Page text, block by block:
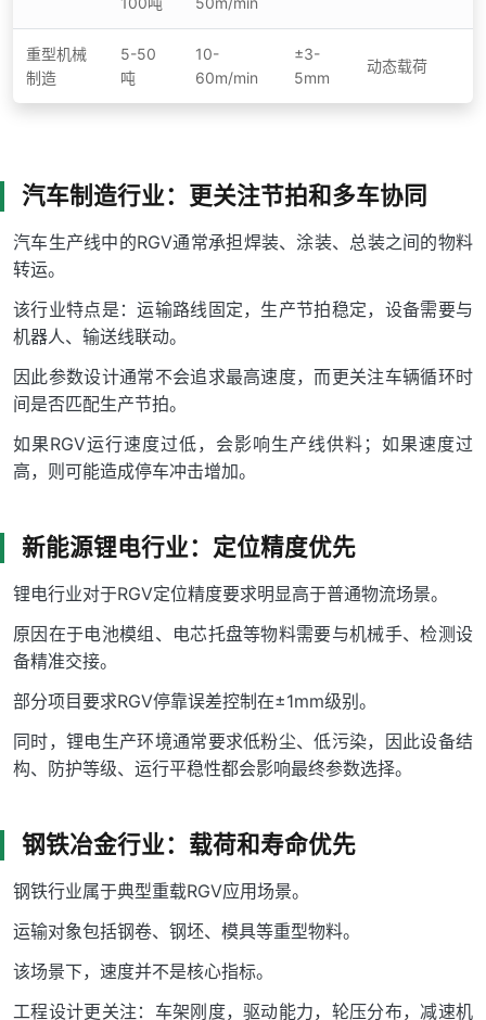
重型机械
制造
5-50
吨
10-
60m/min
±3-
5mm
动态载荷
汽车制造行业：更关注节拍和多车协同
汽车生产线中的RGV通常承担焊装、涂装、总装之间的物料
转运。
该行业特点是：运输路线固定，生产节拍稳定，设备需要与
机器人、输送线联动。
因此参数设计通常不会追求最高速度，而更关注车辆循环时
间是否匹配生产节拍。
如果RGV运行速度过低，会影响生产线供料；如果速度过
高，则可能造成停车冲击增加。
新能源锂电行业：定位精度优先
锂电行业对于RGV定位精度要求明显高于普通物流场景。
原因在于电池模组、电芯托盘等物料需要与机械手、检测设
备精准交接。
部分项目要求RGV停靠误差控制在±1mm级别。
同时，锂电生产环境通常要求低粉尘、低污染，因此设备结
构、防护等级、运行平稳性都会影响最终参数选择。
钢铁冶金行业：载荷和寿命优先
钢铁行业属于典型重载RGV应用场景。
运输对象包括钢卷、钢坯、模具等重型物料。
该场景下，速度并不是核心指标。
工程设计更关注：车架刚度，驱动能力，轮压分布，减速机